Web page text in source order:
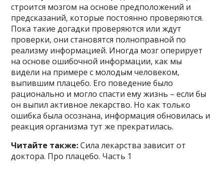
строится мозгом на основе предположений и
предсказаний, которые постоянно проверяются.
Пока такие догадки проверяются или ждут
проверки, они становятся полноправной по
реализму информацией. Иногда мозг оперирует
на основе ошибочной информации, как мы
видели на примере с молодым человеком,
выпившим плацебо. Его поведение было
рационально и могло спасти ему жизнь – если бы
он выпил активное лекарство. Но как только
ошибка была осознана, информация обновилась и
реакция организма тут же прекратилась.
Читайте также:Сила лекарства зависит от
доктора. Про плацебо. Часть 1